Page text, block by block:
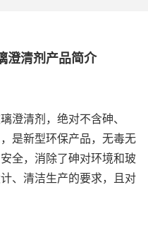
澄清剂产品简介
澄清剂，绝对不含砷、
是新型环保产品，无毒无
全，消除了砷对环境和玻
、清洁生产的要求，且对